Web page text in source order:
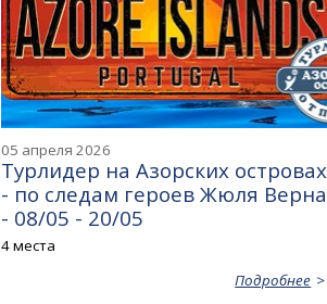
05 апреля 2026
Турлидер на Азорских островах
- по следам героев Жюля Верна
- 08/05 - 20/05
4 места
Подробнее